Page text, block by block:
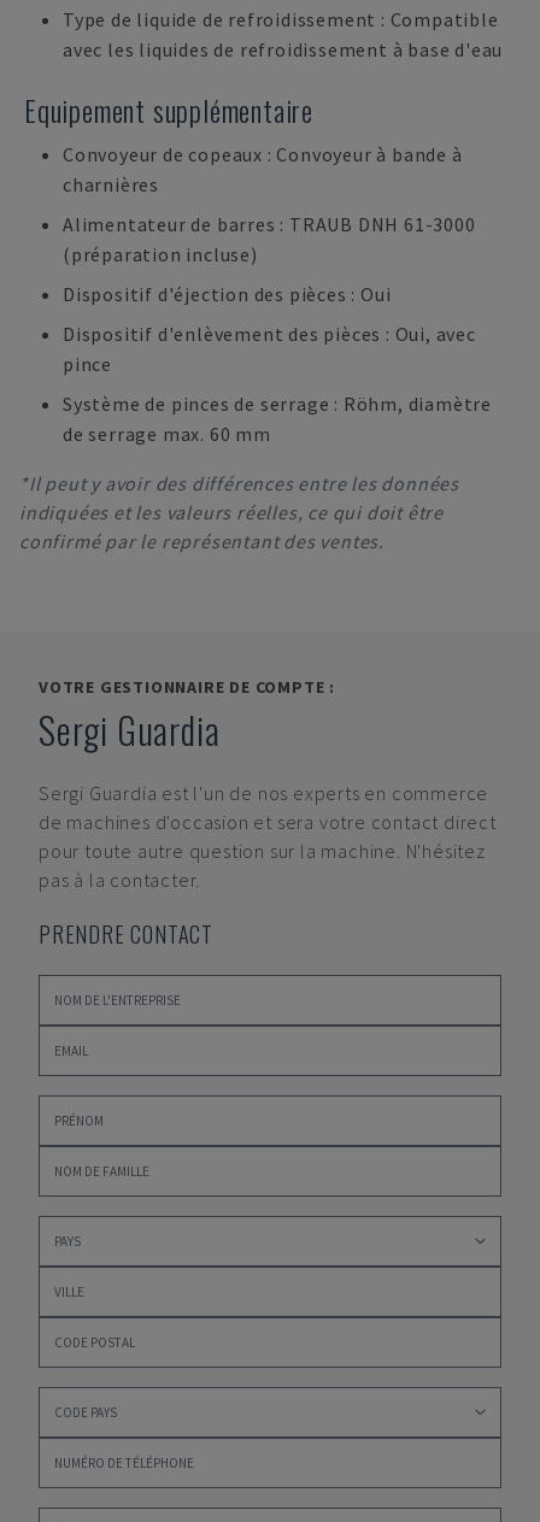
Type de liquide de refroidissement : Compatible
avec les liquides de refroidissement à base d'eau
Equipement supplémentaire
Convoyeur de copeaux : Convoyeur à bande à
charnières
Alimentateur de barres : TRAUB DNH 61-3000
(préparation incluse)
Dispositif d'éjection des pièces : Oui
Dispositif d'enlèvement des pièces : Oui, avec
pince
Système de pinces de serrage : Röhm, diamètre
de serrage max. 60 mm
*Il peut y avoir des différences entre les données
indiquées et les valeurs réelles, ce qui doit être
confirmé par le représentant des ventes.
VOTRE GESTIONNAIRE DE COMPTE :
Sergi Guardia
Sergi Guardia est l'un de nos experts en commerce
de machines d'occasion et sera votre contact direct
pour toute autre question sur la machine. N'hésitez
pas à la contacter.
PRENDRE CONTACT